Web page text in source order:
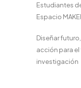
Estudiantes
Espacio
Diseñar
acción para
investigación